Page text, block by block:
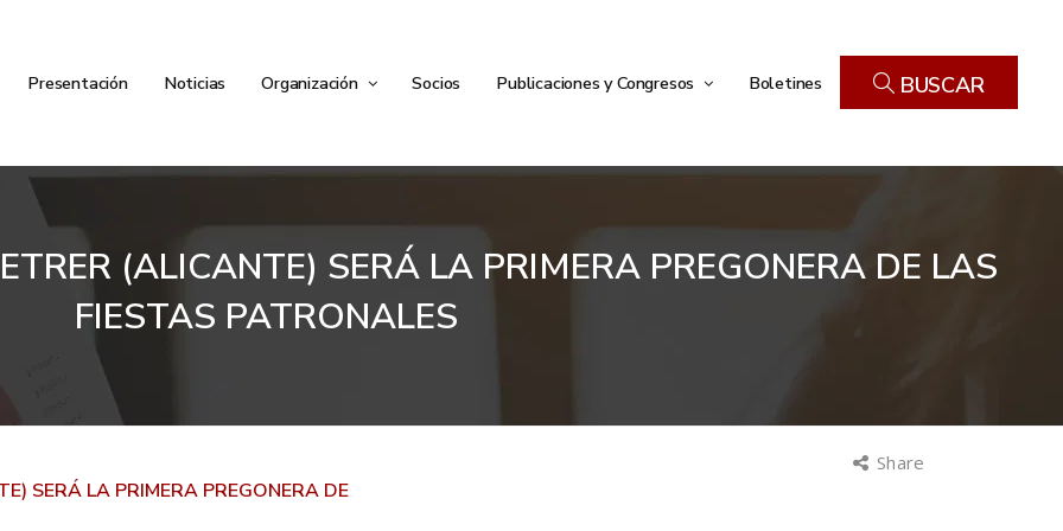
Presentación Noticias Organización Socios Publicaciones y Congresos Boletines BUSCAR
(ALICANTE) SERÁ LA PRIMERA PREGONERA DE LAS
FIESTAS PATRONALES
SERÁ LA PRIMERA PREGONERA DE
Share